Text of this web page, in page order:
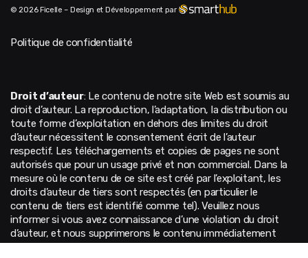
© 2026 Ficelle – Design et Développement par
Politique de confidentialité
Droit d’auteur: Le contenu de notre site Web est soumis au
droit d’auteur. La reproduction, l’adaptation, la distribution ou
toute forme d’exploitation en dehors des limites du droit
d’auteur nécessitent le consentement écrit de l’auteur
respectif. Les téléchargements et copies de pages ne sont
autorisés que pour un usage privé et non commercial. Dans la
mesure où le contenu de ce site est créé par l’exploitant, les
droits d’auteur de tiers sont respectés (en particulier le
contenu de tiers est identifié comme tel). Veuillez nous
informer si vous avez connaissance d’une violation du droit
d’auteur, et nous supprimerons le contenu immédiatement
après notification de toute violation.